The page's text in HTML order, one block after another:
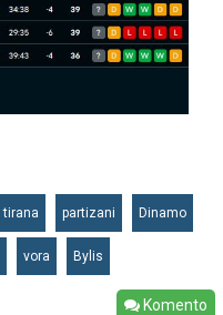
tirana partizani Dinamo
vora Bylis
Komento